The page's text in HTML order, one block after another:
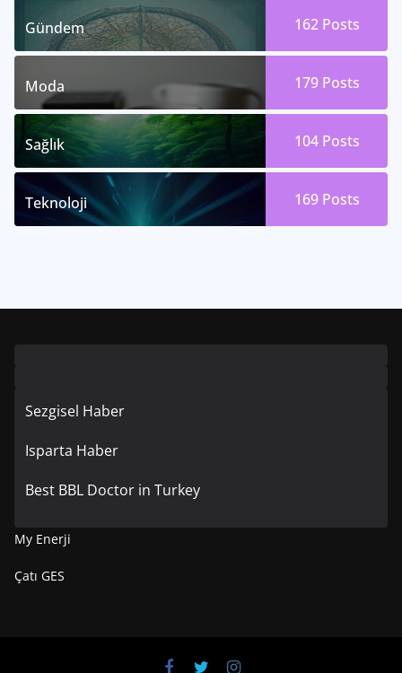
Gündem 162 Posts
Moda 179 Posts
Sağlık 104 Posts
Teknoloji 169 Posts
Sezgisel Haber
Isparta Haber
Best BBL Doctor in Turkey
My Enerji
Çatı GES